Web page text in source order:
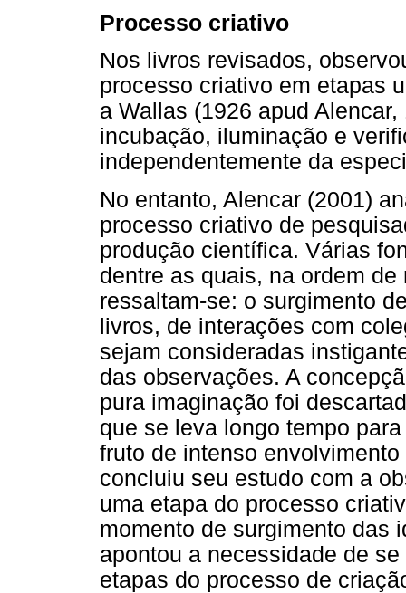
Processo criativo
Nos livros revisados,
processo criativo em etapas
a Wallas (1926 apud
incubação, iluminação e
independentemente da
No entanto, Alencar (2001)
processo criativo de
produção científica. Várias
dentre as quais, na ordem
ressaltam-se: o surgimento
livros, de interações com
sejam consideradas
das observações. A
pura imaginação foi
que se leva longo tempo
fruto de intenso
concluiu seu estudo com a
uma etapa do processo
momento de surgimento das
apontou a necessidade de
etapas do processo de